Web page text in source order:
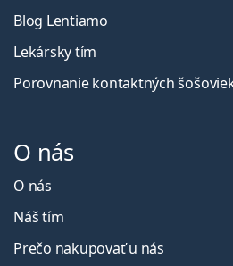
Blog Lentiamo
Lekársky tím
Porovnanie kontaktných
O nás
O nás
Náš tím
Prečo nakupovať u nás